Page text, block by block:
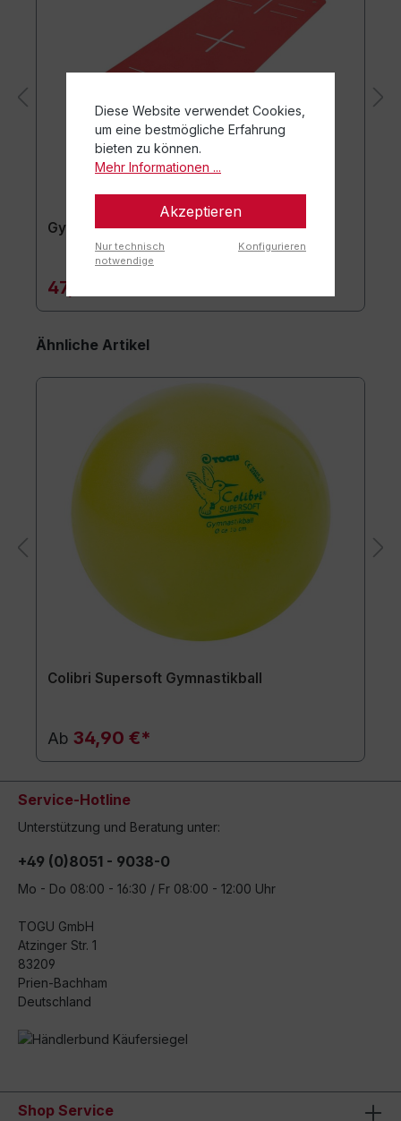
Gymnastikmatte TOGU JumpYone
47,90 €*
Ähnliche Artikel
Colibri Supersoft Gymnastikball
Ab 34,90 €*
Service-Hotline
Unterstützung und Beratung unter:
+49 (0)8051 - 9038-0
Mo - Do 08:00 - 16:30 / Fr 08:00 - 12:00 Uhr
TOGU GmbH
Atzinger Str. 1
83209
Prien-Bachham
Deutschland
Shop Service
Diese Website verwendet Cookies,
um eine bestmögliche Erfahrung
bieten zu können.
Mehr Informationen ...
Akzeptieren
Nur technisch
notwendige
Konfigurieren